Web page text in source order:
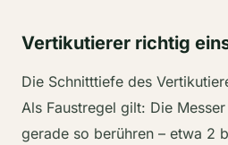
Vertikutierer richtig
Die Schnitttiefe des
Als Faustregel gilt: Die
gerade so berühren – etwa 2